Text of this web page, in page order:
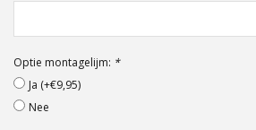
Optie montagelijm: *
Ja (+€9,95)
Nee